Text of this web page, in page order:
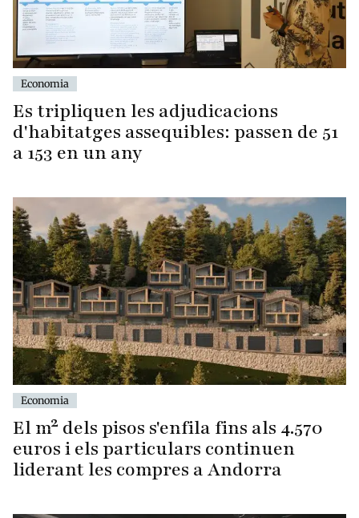
Economia
Es tripliquen les adjudicacions
d'habitatges assequibles: passen de 51
a 153 en un any
Economia
El m² dels pisos s'enfila fins als 4.570
euros i els particulars continuen
liderant les compres a Andorra